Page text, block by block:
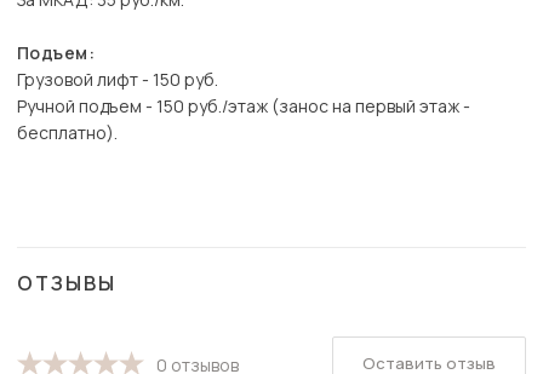
Подъем:
Грузовой лифт - 150 руб.
Ручной подъем - 150 руб./этаж (занос на первый этаж -
бесплатно).
ОТЗЫВЫ
0 отзывов Оставить отзыв